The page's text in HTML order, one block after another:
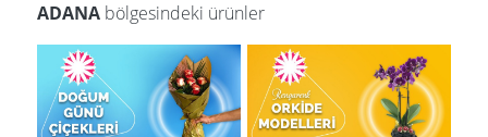
ADANA bölgesindeki ürünler